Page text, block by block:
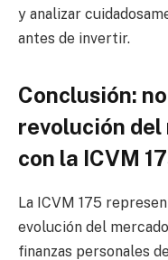
y analizar
antes de invertir.
Conclusión:
revolución
con la ICVM
La ICVM 175
evolución del
finanzas personales